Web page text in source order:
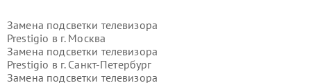
Замена подсветки телевизора
Prestigio в г. Москва
Замена подсветки телевизора
Prestigio в г. Санкт-Петербург
Замена подсветки телевизора